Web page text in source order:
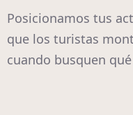
Posicionamos tus
que los turistas
cuando busquen qué